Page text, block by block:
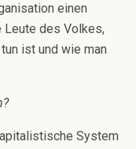
einen
Leute des Volkes,
ist und wie man
System